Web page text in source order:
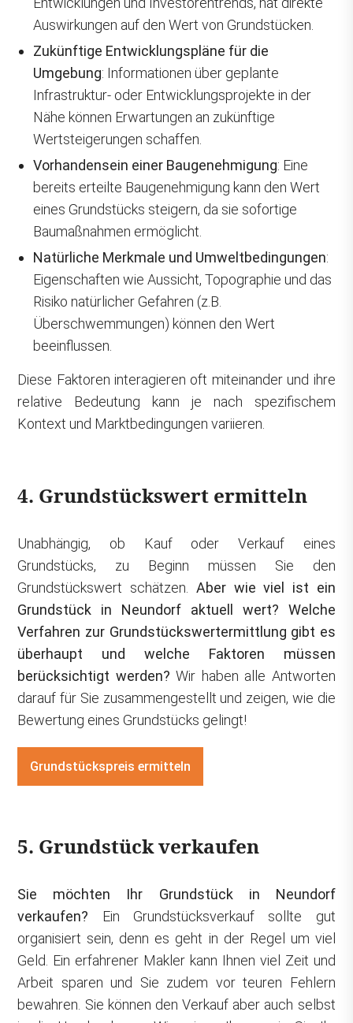
Auswirkungen auf den Wert von Grundstücken.
Zukünftige Entwicklungspläne für die
Umgebung: Informationen über geplante
Infrastruktur- oder Entwicklungsprojekte in der
Nähe können Erwartungen an zukünftige
Wertsteigerungen schaffen.
Vorhandensein einer Baugenehmigung: Eine
bereits erteilte Baugenehmigung kann den Wert
eines Grundstücks steigern, da sie sofortige
Baumaßnahmen ermöglicht.
Natürliche Merkmale und Umweltbedingungen:
Eigenschaften wie Aussicht, Topographie und das
Risiko natürlicher Gefahren (z.B.
Überschwemmungen) können den Wert
beeinflussen.
Diese Faktoren interagieren oft miteinander und ihre
relative Bedeutung kann je nach spezifischem
Kontext und Marktbedingungen variieren.
4. Grundstückswert ermitteln
Unabhängig, ob Kauf oder Verkauf eines
Grundstücks, zu Beginn müssen Sie den
Grundstückswert schätzen. Aber wie viel ist ein
Grundstück in Neundorf aktuell wert? Welche
Verfahren zur Grundstückswertermittlung gibt es
überhaupt und welche Faktoren müssen
berücksichtigt werden? Wir haben alle Antworten
darauf für Sie zusammengestellt und zeigen, wie die
Bewertung eines Grundstücks gelingt!
Grundstückspreis ermitteln
5. Grundstück verkaufen
Sie möchten Ihr Grundstück in Neundorf
verkaufen? Ein Grundstücksverkauf sollte gut
organisiert sein, denn es geht in der Regel um viel
Geld. Ein erfahrener Makler kann Ihnen viel Zeit und
Arbeit sparen und Sie zudem vor teuren Fehlern
bewahren. Sie können den Verkauf aber auch selbst